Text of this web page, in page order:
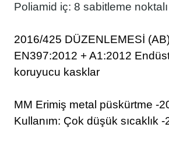
Poliamid iç: 8 sabitleme
2016/425 DÜZENLEMESİ
EN397:2012 + A1:2012
koruyucu kasklar
MM Erimiş metal püskürtme -
Kullanım: Çok düşük sıcaklık -